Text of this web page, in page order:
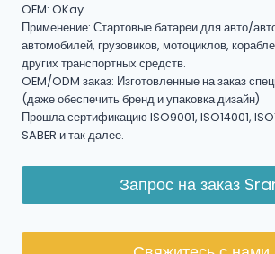
OEM: OKay
Применение: Стартовые батареи для авто/
автомобилей, грузовиков, мотоциклов,
других транспортных средств.
OEM/ODM заказ: Изготовленные на заказ
(даже обеспечить бренд и упаковка дизайн)
Прошла сертификацию ISO9001, ISO14001,
SABER и так далее.
Запрос на заказ